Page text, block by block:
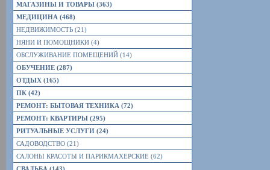
МАГАЗИНЫ И ТОВАРЫ (363)
МЕДИЦИНА (468)
НЕДВИЖИМОСТЬ (21)
НЯНИ И ПОМОЩНИКИ (4)
ОБСЛУЖИВАНИЕ ПОМЕЩЕНИЙ (14)
ОБУЧЕНИЕ (287)
ОТДЫХ (165)
ПК (42)
РЕМОНТ: БЫТОВАЯ ТЕХНИКА (72)
РЕМОНТ: КВАРТИРЫ (295)
РИТУАЛЬНЫЕ УСЛУГИ (24)
САДОВОДСТВО (21)
САЛОНЫ КРАСОТЫ И ПАРИКМАХЕРСКИЕ (62)